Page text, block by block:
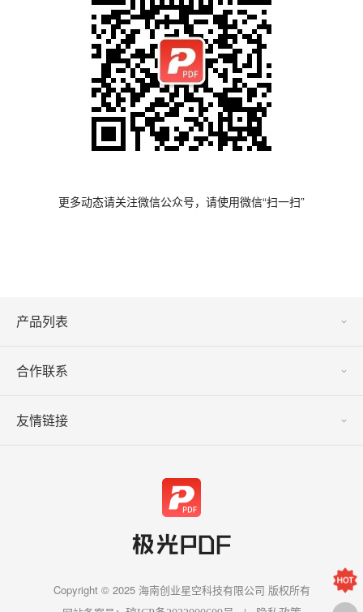
更多动态请关注微信公众号，请使用微信“扫一扫”
产品列表
合作联系
友情链接
Copyright © 2025 海南创业星空科技有限公司 版权所有